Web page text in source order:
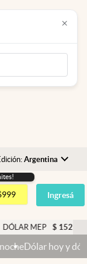
Argentina
Argentina
España
USA
Ingresá
$ 1521,52 0.23
y dólar blue hoy:
×